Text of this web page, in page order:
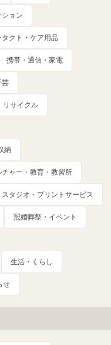
ション
クト・ケア用品
携帯・通信・家電
芸
リサイクル
納
ャー・教育・教習所
スタジオ・プリントサービス
冠婚葬祭・イベント
生活・くらし
せ